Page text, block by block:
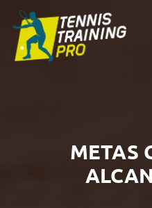
METAS